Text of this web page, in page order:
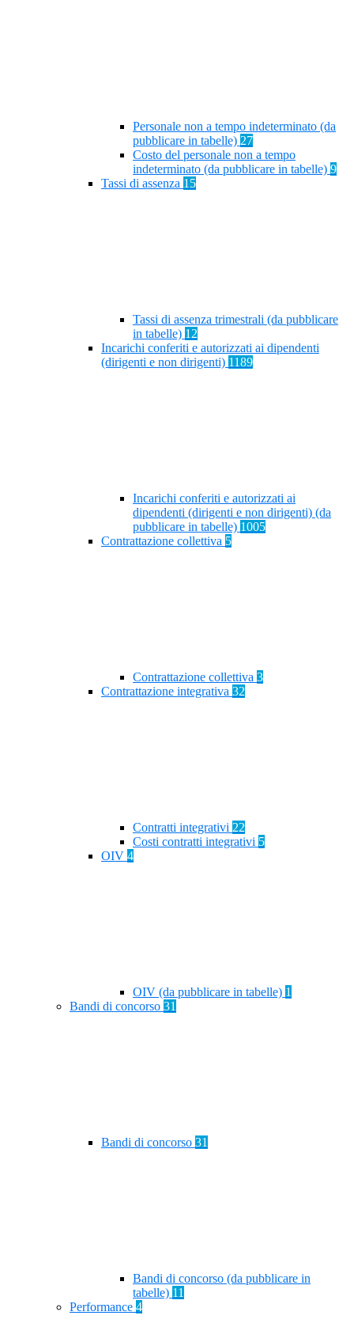
Personale non a tempo indeterminato (da
pubblicare in tabelle) 27
Costo del personale non a tempo
indeterminato (da pubblicare in tabelle) 9
Tassi di assenza 15
Tassi di assenza trimestrali (da pubblicare
in tabelle) 12
Incarichi conferiti e autorizzati ai dipendenti
(dirigenti e non dirigenti) 1189
Incarichi conferiti e autorizzati ai
dipendenti (dirigenti e non dirigenti) (da
pubblicare in tabelle) 1005
Contrattazione collettiva 5
Contrattazione collettiva 3
Contrattazione integrativa 32
Contratti integrativi 22
Costi contratti integrativi 5
OIV 4
OIV (da pubblicare in tabelle) 1
Bandi di concorso 31
Bandi di concorso 31
Bandi di concorso (da pubblicare in
tabelle) 11
Performance 4